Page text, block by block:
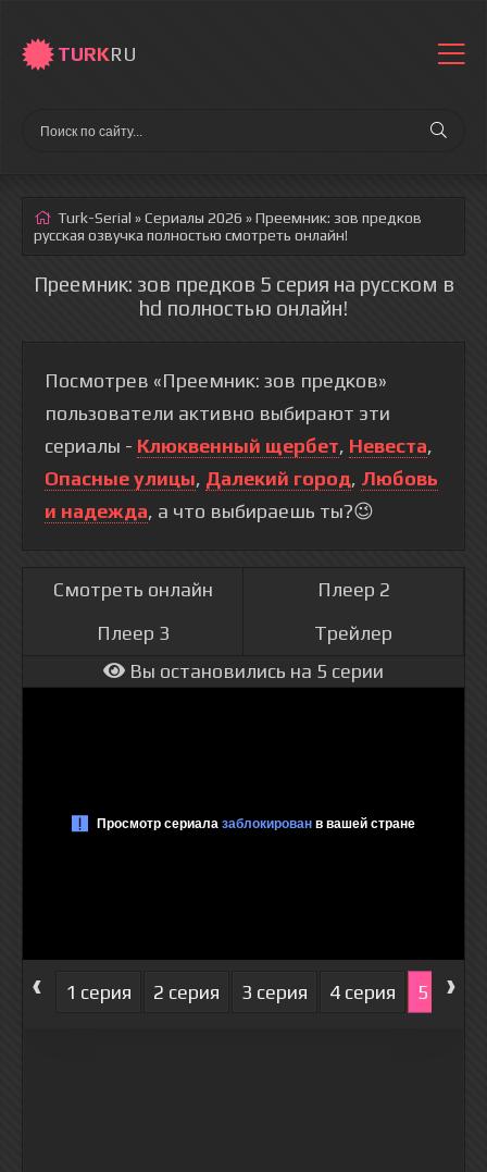
TURKRU
Turk-Serial »Сериалы 2026 » Преемник: зов предков
русская озвучка полностью смотреть онлайн!
Преемник: зов предков 5 серия на русском в
hd полностью онлайн!
Посмотрев «Преемник: зов предков»
пользователи активно выбирают эти
сериалы - Клюквенный щербет, Невеста,
Опасные улицы, Далекий город, Любовь
и надежда, а что выбираешь ты?😉
Смотреть онлайн
Плеер 2
Плеер 3
Трейлер
Вы остановились на 5 серии
‹ 1 серия 2 серия 3 серия 4 серия 5 серия
›